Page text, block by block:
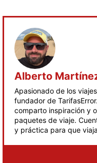
Alberto
Apasionado de los
fundador de
comparto inspiración y
paquetes de viaje.
y práctica para que